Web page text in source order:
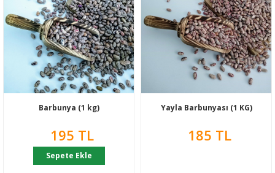
Barbunya (1 kg)
195 TL
Sepete Ekle
Yayla Barbunyası (1 KG)
185 TL